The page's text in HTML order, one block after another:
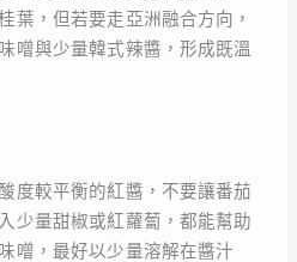
葉，但若要走亞洲融合方向，
噌與少量韓式辣醬，形成既溫
度較平衡的紅醬，不要讓番茄
少量甜椒或紅蘿蔔，都能幫助
噌，最好以少量溶解在醬汁